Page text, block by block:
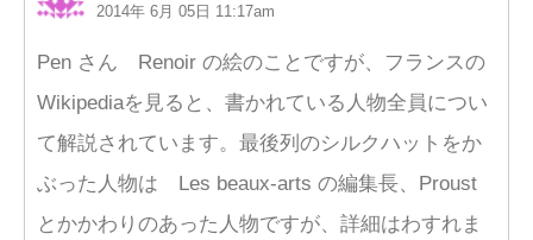
2014年 6月 05日 11:17am
Pen さん Renoir の絵のことですが、フランスの
Wikipediaを見ると、書かれている人物全員につい
て解説されています。最後列のシルクハットをか
ぶった人物は Les beaux-arts の編集長、Proust
とかかわりのあった人物ですが、詳細はわすれま